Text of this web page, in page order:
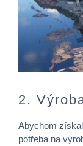
2.
Abychom
potřeba na